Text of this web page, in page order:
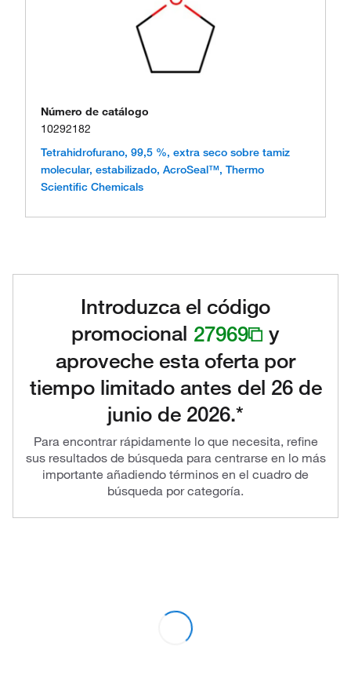
Número de catálogo
10292182
Tetrahidrofurano, 99,5 %, extra seco sobre tamiz
molecular, estabilizado, AcroSeal™, Thermo
Scientific Chemicals
Introduzca el código
promocional 27969
y
aproveche esta oferta por
tiempo limitado antes del 26 de
junio de 2026.*
Para encontrar rápidamente lo que necesita, refine
sus resultados de búsqueda para centrarse en lo más
importante añadiendo términos en el cuadro de
búsqueda por categoría.